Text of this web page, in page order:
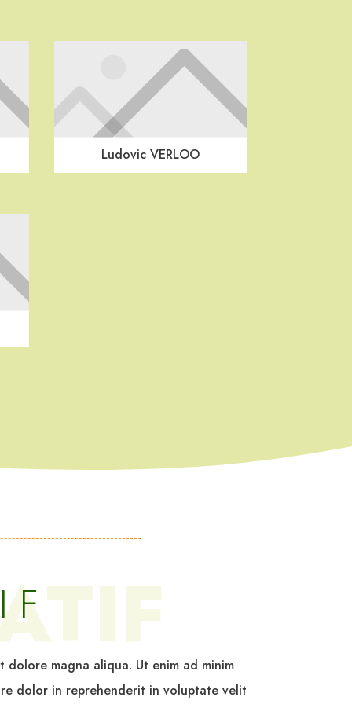
Ludovic VERLOO
magna aliqua. Ut enim ad minim
dolor in reprehenderit in voluptate velit